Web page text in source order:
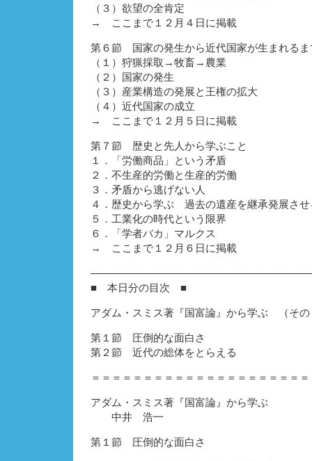
（３）欲望の全肯定
→ ここまで１２月４日に掲載
第６節 国家の発生から近代国家が生まれるま
（１）狩猟採取→牧畜→農業
（２）国家の発生
（３）産業構造の発展と王権の拡大
（４）近代国家の成立
→ ここまで１２月５日に掲載
第７節 歴史と先人から学ぶこと
１．「労働商品」という矛盾
２．不生産的労働と生産的労働
３．矛盾から逃げない人
４．歴史から学ぶ 過去の遺産を継承発展させ
５．工業化の時代という限界
６．「学者バカ」マルクス
→ ここまで１２月６日に掲載
■ 本日分の目次 ■
アダム・スミス著『国富論』から学ぶ （
第１節 圧倒的な面白さ
第２節 近代の総体をとらえる
＝＝＝＝＝＝＝＝＝＝＝＝＝＝＝＝＝＝＝＝
アダム・スミス著『国富論』から学ぶ
中井 浩一
第１節 圧倒的な面白さ